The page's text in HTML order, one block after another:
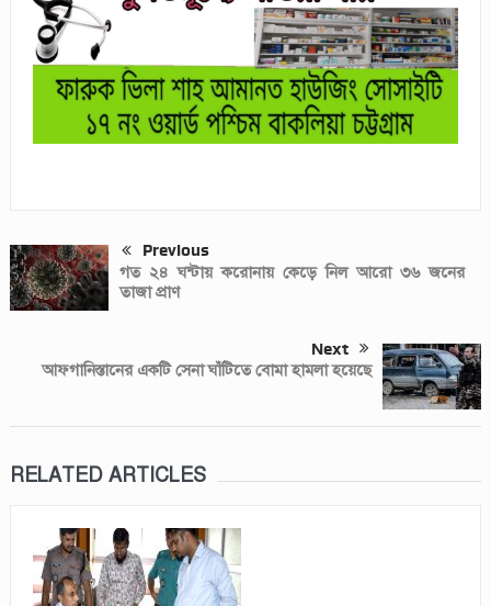
Previous
গত ২৪ ঘন্টায় করোনায় কেড়ে নিল আরো ৩৬ জনের
তাজা প্রাণ
Next
আফগানিস্তানের একটি সেনা ঘাঁটিতে বোমা হামলা হয়েছে
RELATED ARTICLES